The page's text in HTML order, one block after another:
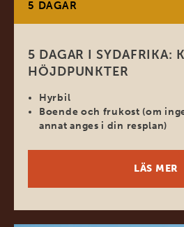
5 DAGAR
5 DAGAR I SYDAFRIKA:
HÖJDPUNKTER
Hyrbil
Boende och frukost (om inget
annat anges i din resplan)
LÄS MER